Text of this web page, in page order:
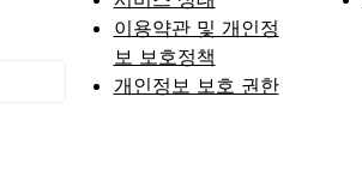
이용약관 및 개인정
보 보호정책
개인정보 보호 권한